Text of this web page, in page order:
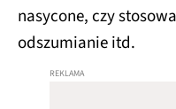
nasycone, czy
odszumianie itd.